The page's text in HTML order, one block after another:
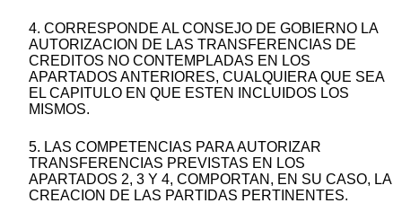
4. CORRESPONDE AL CONSEJO DE GOBIERNO LA
AUTORIZACION DE LAS TRANSFERENCIAS DE
CREDITOS NO CONTEMPLADAS EN LOS
APARTADOS ANTERIORES, CUALQUIERA QUE SEA
EL CAPITULO EN QUE ESTEN INCLUIDOS LOS
MISMOS.
5. LAS COMPETENCIAS PARA AUTORIZAR
TRANSFERENCIAS PREVISTAS EN LOS
APARTADOS 2, 3 Y 4, COMPORTAN, EN SU CASO, LA
CREACION DE LAS PARTIDAS PERTINENTES.